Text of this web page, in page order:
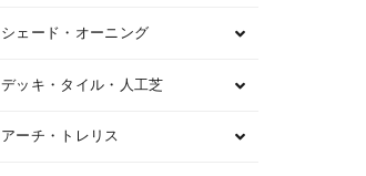
シェード・オーニング
デッキ・タイル・人工芝
アーチ・トレリス